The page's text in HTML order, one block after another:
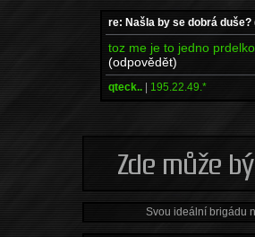
re: Našla by se dobrá
toz me je to jedno
(odpovědět)
qteck.. | 195.22.49.*
Svou ideální brigádu